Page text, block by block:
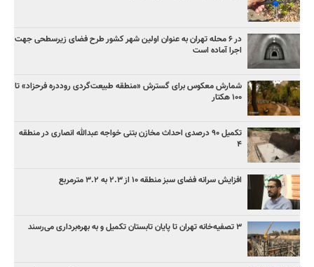
در ۶ محله تهران به عنوان اولین شهر کشور طرح فضای زیرسطحی جهت
اجرا آماده است
شمارش معکوس برای گسترش «منطقه طبیعت‌گردی روددره فرحزاد» تا
۱۰۰ هکتار
تکمیل ۹۰ درصدی احداث مخازن بتنی خواجه عبدالله انصاری در منطقه
۴
افزایش سرانه فضای سبز منطقه ۱۰ از ۲.۳ به ۳.۲ مترمربع
۳ ﺗﺼﻔﻴﻪ‌ﺧﺎﻧﻪ‌ تهران تا پایان تابستان تکمیل و به بهره‌برداری می‌رسند